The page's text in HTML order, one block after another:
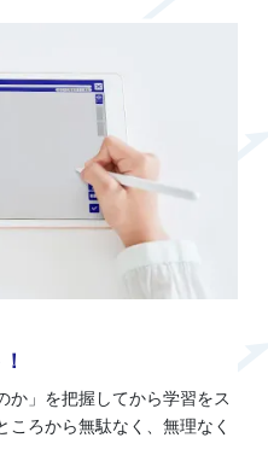
か」を把握してから学習をス
ころから無駄なく、無理なく